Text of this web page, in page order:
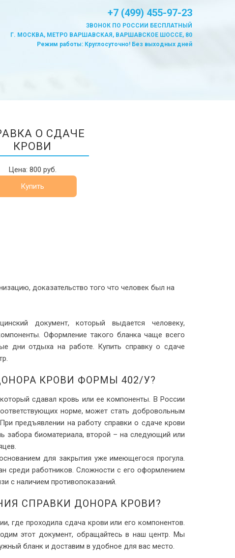
+7 (499) 455-97-23
ЗВОНОК ПО РОССИИ БЕСПЛАТНЫЙ
Г. МОСКВА, МЕТРО ВАРШАВСКАЯ, ВАРШАВСКОЕ ШОССЕ, 80
Режим работы: Круглосуточно! Без выходных дней
О СДАЧЕ
КРОВИ
Цена: 800 руб.
Купить
доказательство того что человек был на
документ, который выдается человеку,
Оформление такого бланка чаще всего
дни отдыха на работе. Купить справку о сдаче
КРОВИ ФОРМЫ 402/У?
сдавал кровь или ее компоненты. В России
норме, может стать добровольным
предъявлении на работу справки о сдаче крови
забора биоматериала, второй – на следующий или
для закрытия уже имеющегося прогула.
среди работников. Сложности с его оформлением
с наличием противопоказаний.
СПРАВКИ ДОНОРА КРОВИ?
где проходила сдача крови или его компонентов.
этот документ, обращайтесь в наш центр. Мы
бланк и доставим в удобное для вас место.